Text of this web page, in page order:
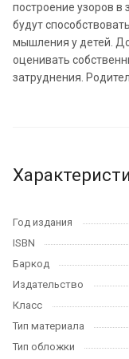
построение узоров
будут
мышления у детей.
оценивать
затруднения.
Год издания
ISBN
Баркод
Издательство
Класс
Тип материала
Тип обложки